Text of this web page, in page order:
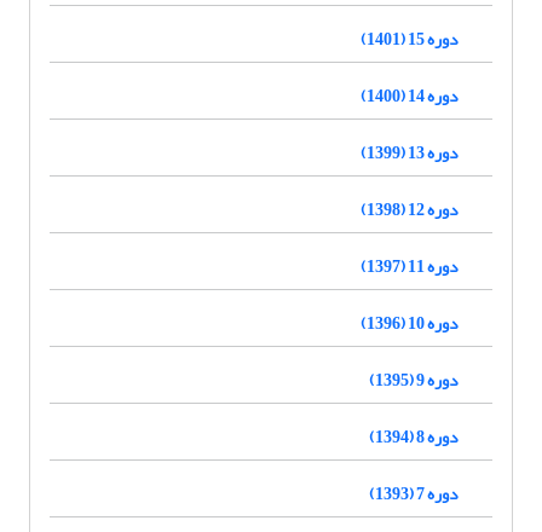
دوره 15 (1401)
دوره 14 (1400)
دوره 13 (1399)
دوره 12 (1398)
دوره 11 (1397)
دوره 10 (1396)
دوره 9 (1395)
دوره 8 (1394)
دوره 7 (1393)